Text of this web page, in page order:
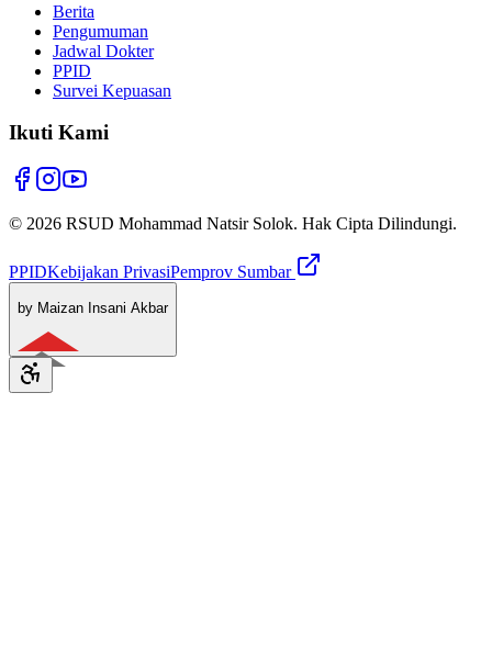
Berita
Pengumuman
Jadwal Dokter
PPID
Survei Kepuasan
Ikuti Kami
© 2026 RSUD Mohammad Natsir Solok. Hak Cipta Dilindungi.
PPIDKebijakan PrivasiPemprov Sumbar
by Maizan Insani Akbar